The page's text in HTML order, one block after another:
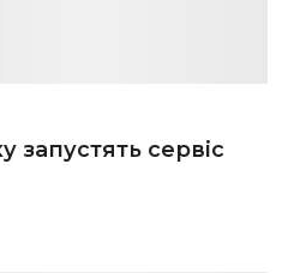
запустять сервіс